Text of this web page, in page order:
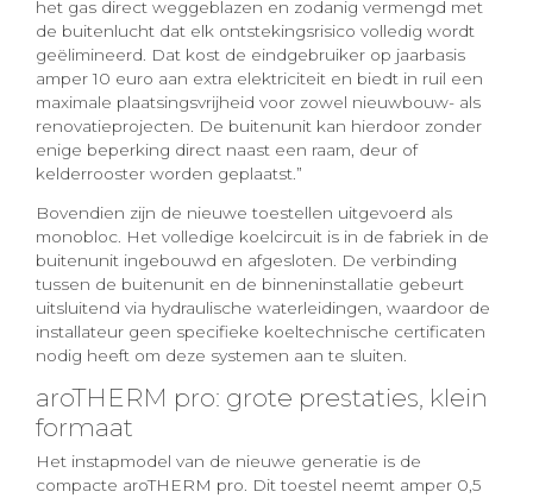
het gas direct weggeblazen en zodanig vermengd met
de buitenlucht dat elk ontstekingsrisico volledig wordt
geëlimineerd. Dat kost de eindgebruiker op jaarbasis
amper 10 euro aan extra elektriciteit en biedt in ruil een
maximale plaatsingsvrijheid voor zowel nieuwbouw- als
renovatieprojecten. De buitenunit kan hierdoor zonder
enige beperking direct naast een raam, deur of
kelderrooster worden geplaatst.”
Bovendien zijn de nieuwe toestellen uitgevoerd als
monobloc. Het volledige koelcircuit is in de fabriek in de
buitenunit ingebouwd en afgesloten. De verbinding
tussen de buitenunit en de binneninstallatie gebeurt
uitsluitend via hydraulische waterleidingen, waardoor de
installateur geen specifieke koeltechnische certificaten
nodig heeft om deze systemen aan te sluiten.
aroTHERM pro: grote prestaties, klein
formaat
Het instapmodel van de nieuwe generatie is de
compacte aroTHERM pro. Dit toestel neemt amper 0,5